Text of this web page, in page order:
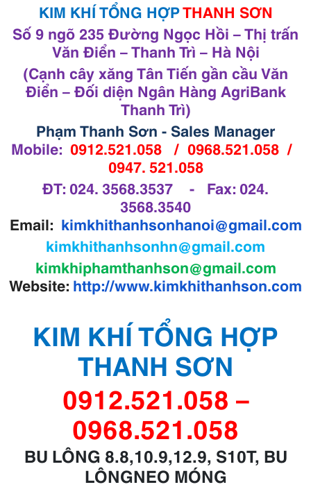
KIM KHÍ TỔNG HỢPTHANH SƠN
Số 9 ngõ 235 Đường Ngọc Hồi – Thị trấn
Văn Điển – Thanh Trì – Hà Nội
(Cạnh cây xăng Tân Tiến gần cầu Văn
Điển – Đối diện Ngân Hàng AgriBank
Thanh Trì)
Phạm Thanh Sơn - Sales Manager
Mobile: 0912.521.058 / 0968.521.058 /
0947. 521.058
ĐT: 024. 3568.3537 - Fax: 024.
3568.3540
Email: kimkhithanhsonhanoi@gmail.com
kimkhithanhsonhn@gmail.com
kimkhiphamthanhson@gmail.com
Website: http://www.kimkhithanhson.com
KIM KHÍ TỔNG HỢP
THANH SƠN
0912.521.058 –
0968.521.058
BU LÔNG 8.8,10.9,12.9, S10T, BU
LÔNGNEO MÓNG